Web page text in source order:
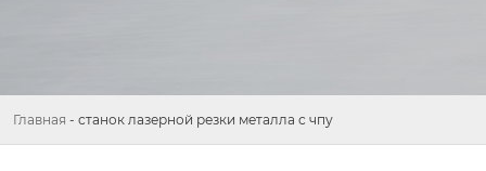
Главная - станок лазерной резки металла с чпу